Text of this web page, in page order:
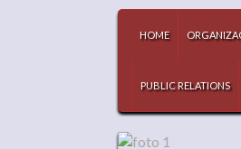
HOME
PUBLIC RELATIONS